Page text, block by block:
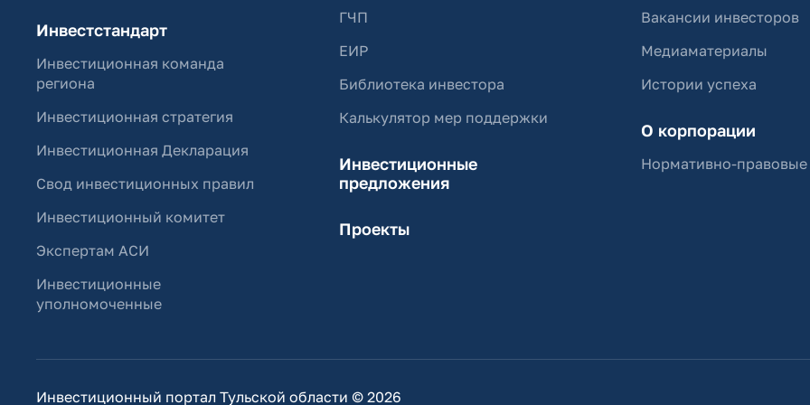
Инвестстандарт
Инвестиционная команда
региона
Инвестиционная стратегия
Инвестиционная Декларация
Свод инвестиционных правил
Инвестиционный комитет
Экспертам АСИ
Инвестиционные
уполномоченные
ГЧП
ЕИР
Библиотека инвестора
Калькулятор мер поддержки
Инвестиционные
предложения
Проекты
Вакансии инвесторов
Медиаматериалы
Истории успеха
О корпорации
Нормативно-правовые
Инвестиционный портал Тульской области © 2026